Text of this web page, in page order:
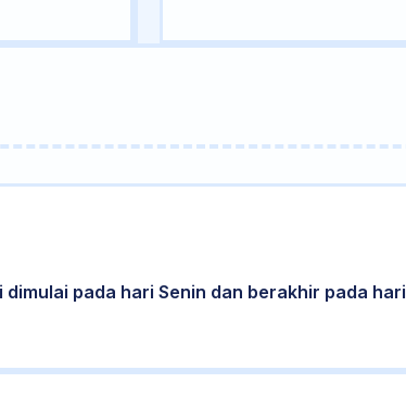
dimulai pada hari Senin dan berakhir pada hari